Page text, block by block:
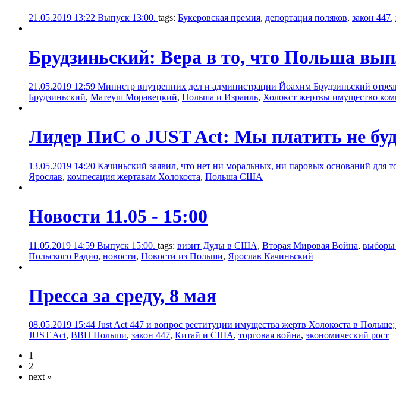
21.05.2019 13:22 Выпуск 13:00. tags: Букеровская премия, депортация поляков, закон 447,
Брудзиньский: Вера в то, что Польша
21.05.2019 12:59 Министр внутренних дел и администрации Йоахим Брудзиньский
Брудзиньский, Матеуш Моравецкий, Польша и Израиль, Холокст жертвы имущество
Лидер ПиС о JUST Act: Мы платить не
13.05.2019 14:20 Качиньский заявил, что нет ни моральных, ни паровых оснований для
Ярослав, компесация жертавам Холокоста, Польша США
Новости 11.05 - 15:00
11.05.2019 14:59 Выпуск 15:00. tags: визит Дуды в США, Вторая Мировая Война, выборы
Польского Радио, новости, Новости из Польши, Ярослав Качиньский
Пресса за среду, 8 мая
08.05.2019 15:44 Just Act 447 и вопрос реституции имущества жертв Холокоста в
JUST Act, ВВП Польши, закон 447, Китай и США, торговая война, экономический рост
1
2
next »